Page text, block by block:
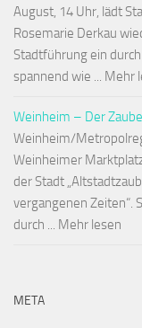
August, 14 Uhr, lädt
Rosemarie Derkau
Stadtführung ein
spannend wie ... Mehr
Weinheim – Der
Weinheim/
Weinheimer
der Stadt
vergangenen Zeiten“.
durch ... Mehr lesen
META